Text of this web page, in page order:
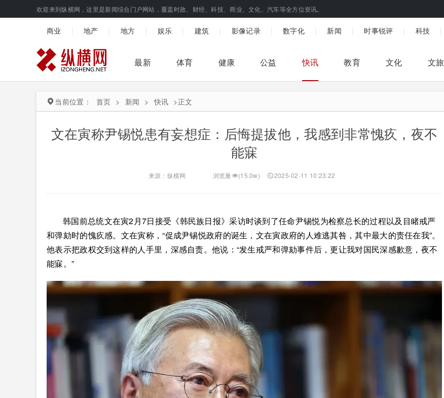
欢迎来到纵横网，这里是新闻综合门户网站，覆盖时政、财经、科技、商业、文化、汽车等全方位资讯。
商业 地产 地方 娱乐 建筑 影像记录 数字化 新闻 时事锐评 科技
最新 体育 健康 公益 快讯 教育 文化 文旅
当前位置： 首页 > 新闻 > 快讯 >正文
文在寅称尹锡悦患有妄想症：后悔提拔他，我感到非常愧疚，夜不
能寐
来源：纵横网 浏览量 (15.0w) 2025-02-11 10:23:22
韩国前总统文在寅2月7日接受《韩民族日报》采访时谈到了任命尹锡悦为检察总长的过程以及目睹戒严
和弹劾时的愧疚感。文在寅称，“促成尹锡悦政府的诞生，文在寅政府的人难逃其咎，其中最大的责任在我”。
他表示把政权交到这样的人手里，深感自责。他说：“发生戒严和弹劾事件后，更让我对国民深感歉意，夜不
能寐。”